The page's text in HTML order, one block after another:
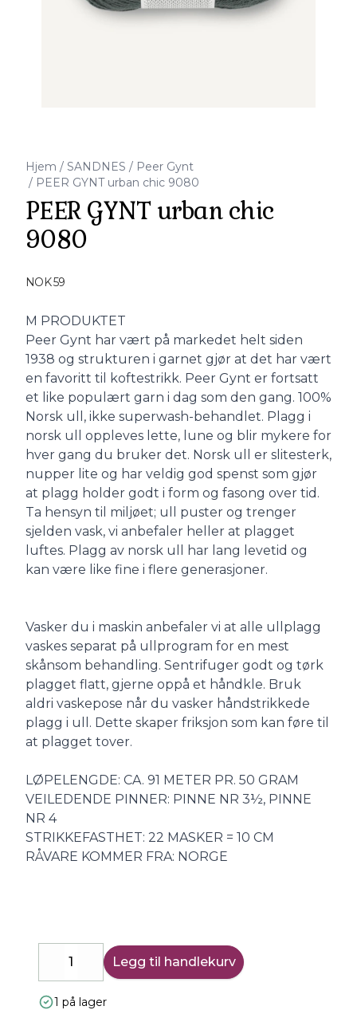
Hjem / SANDNES / Peer Gynt
/ PEER GYNT urban chic 9080
PEER GYNT urban chic
9080
NOK 59
Description
M PRODUKTET
Peer Gynt har vært på markedet helt siden
1938 og strukturen i garnet gjør at det har vært
en favoritt til koftestrikk. Peer Gynt er fortsatt
et like populært garn i dag som den gang. 100%
Norsk ull, ikke superwash-behandlet. Plagg i
norsk ull oppleves lette, lune og blir mykere for
hver gang du bruker det. Norsk ull er slitesterk,
nupper lite og har veldig god spenst som gjør
at plagg holder godt i form og fasong over tid.
Ta hensyn til miljøet; ull puster og trenger
sjelden vask, vi anbefaler heller at plagget
luftes. Plagg av norsk ull har lang levetid og
kan være like fine i flere generasjoner.
Vasker du i maskin anbefaler vi at alle ullplagg
vaskes separat på ullprogram for en mest
skånsom behandling. Sentrifuger godt og tørk
plagget flatt, gjerne oppå et håndkle. Bruk
aldri vaskepose når du vasker håndstrikkede
plagg i ull. Dette skaper friksjon som kan føre til
at plagget tover.
LØPELENGDE: CA. 91 METER PR. 50 GRAM
VEILEDENDE PINNER: PINNE NR 3½, PINNE
NR 4
STRIKKEFASTHET: 22 MASKER = 10 CM
RÅVARE KOMMER FRA: NORGE
DecreaseIncrease
Legg til handlekurv
1 på lager